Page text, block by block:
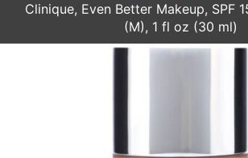
Clinique, Even Better Makeup, SPF
(M), 1 fl oz (30 ml)